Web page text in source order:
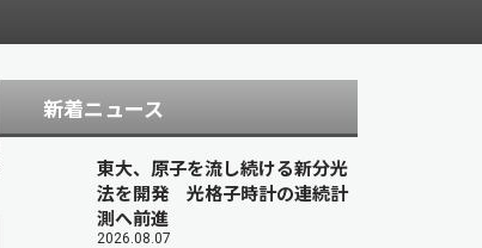
新着ニュース
東大、原子を流し続ける新分光
法を開発 光格子時計の連続計
測へ前進
2026.08.07